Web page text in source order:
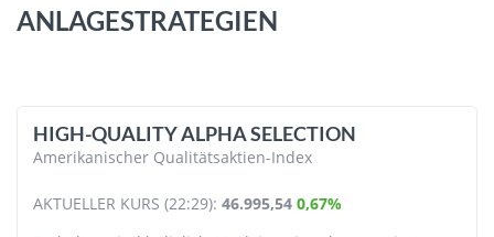
ANLAGESTRATEGIEN
HIGH-QUALITY ALPHA SELECTION
Amerikanischer Qualitätsaktien-Index
AKTUELLER KURS (22:29): 46.995,54 0,67%